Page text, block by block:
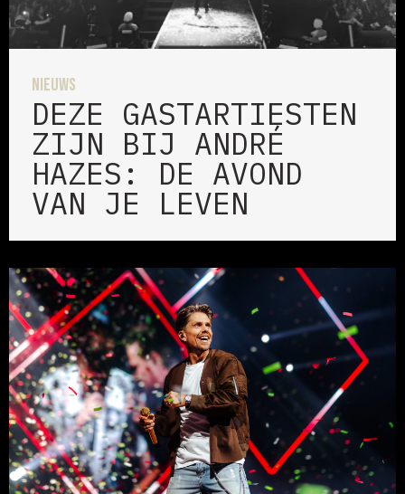
Nieuws
DEZE GASTARTIESTEN
ZIJN BIJ ANDRÉ
HAZES: DE AVOND
VAN JE LEVEN